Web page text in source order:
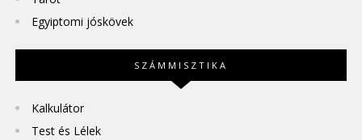
Egyiptomi jóskövek
SZÁMMISZTIKA
Kalkulátor
Test és Lélek